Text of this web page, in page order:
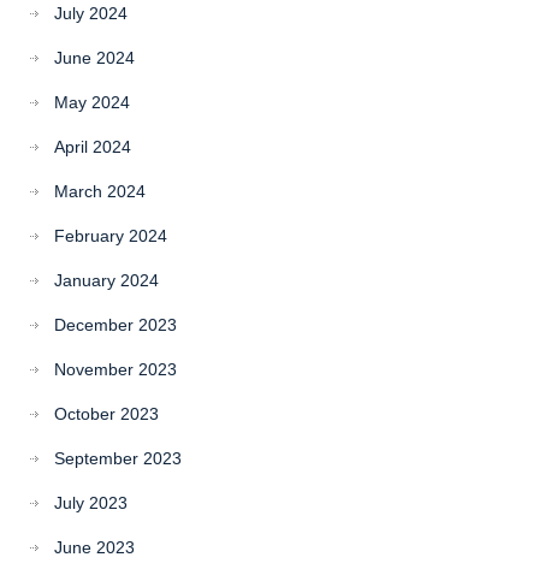
July 2024
June 2024
May 2024
April 2024
March 2024
February 2024
January 2024
December 2023
November 2023
October 2023
September 2023
July 2023
June 2023